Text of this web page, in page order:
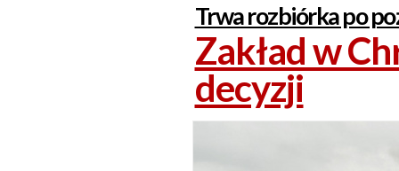
Trwa rozbiórka po
Zakład w
decyzji